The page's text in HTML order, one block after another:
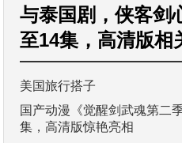
与泰国剧，侠客剑
至14集，高清版相
美国旅行搭子
国产动漫《觉醒剑武魂第二
集，高清版惊艳亮相